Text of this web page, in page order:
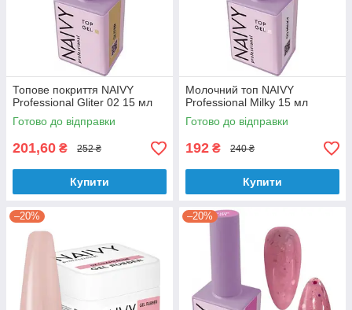
Топове покриття NAIVY
Professional Gliter 02 15 мл
Готово до відправки
201,60 ₴ 252 ₴
Купити
Молочний топ NAIVY
Professional Milky 15 мл
Готово до відправки
192 ₴ 240 ₴
Купити
–20% –20%